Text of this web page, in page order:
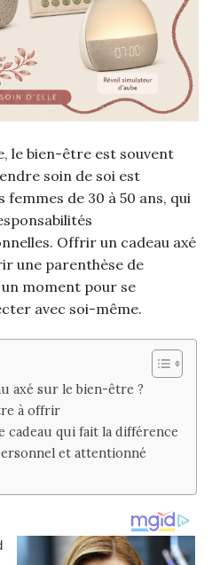
le bien-être est souvent
soin de soi est
de 30 à 50 ans, qui
Offrir un cadeau axé
une parenthèse de
moment pour se
avec soi-même.
axé sur le bien-être ?
à offrir
cadeau qui fait la différence
et attentionné